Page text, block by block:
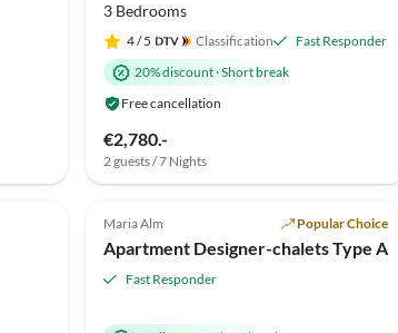
3 Bedrooms
4/ 5 Classification
Fast Responder
20% discount·Short break
Free cancellation
€2,780.-
2 guests / 7 Nights
Top-Listing Top-Listing
Maria Alm Popular Choice
Apartment Designer-chalets Type A
Fast Responder